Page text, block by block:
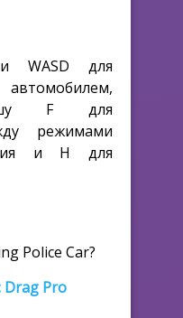
WASD для
F для
режимами
и H для
Police Car?
Drag Pro